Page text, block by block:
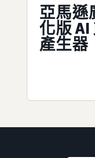
亞馬遜
化版 AI
產生器